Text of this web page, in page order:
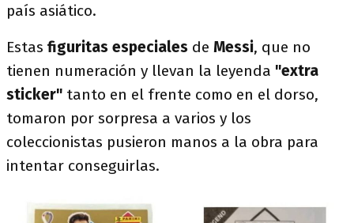
país asiático.
Estas figuritas especiales de Messi, que no
tienen numeración y llevan la leyenda "extra
sticker" tanto en el frente como en el dorso,
tomaron por sorpresa a varios y los
coleccionistas pusieron manos a la obra para
intentar conseguirlas.